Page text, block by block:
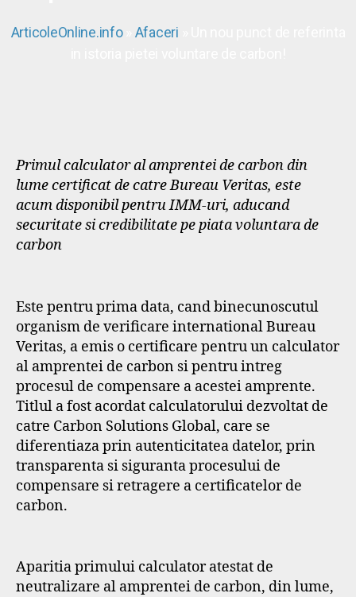
ArticoleOnline.info» Afaceri
Primul calculator al amprentei de carbon din
lume certificat de catre Bureau Veritas, este
acum disponibil pentru IMM-uri, aducand
securitate si credibilitate pe piata voluntara de
carbon
Este pentru prima data, cand binecunoscutul
organism de verificare international Bureau
Veritas, a emis o certificare pentru un calculator
al amprentei de carbon si pentru intreg
procesul de compensare a acestei amprente.
Titlul a fost acordat calculatorului dezvoltat de
catre Carbon Solutions Global, care se
diferentiaza prin autenticitatea datelor, prin
transparenta si siguranta procesului de
compensare si retragere a certificatelor de
carbon.
Aparitia primului calculator atestat de
neutralizare al amprentei de carbon, din lume,